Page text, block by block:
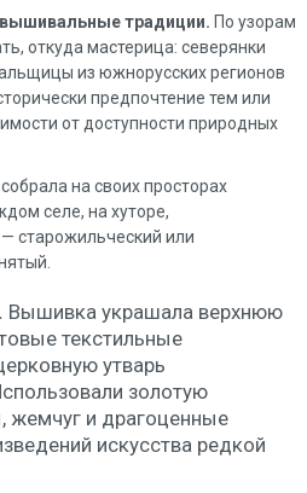
традиции. По узорам
откуда мастерица: северянки
из южнорусских регионов
предпочтение тем или
от доступности природных
на своих просторах
селе, на хуторе,
старожильческий или
Вышивка украшала верхнюю
текстильные
утварь
золотую
жемчуг и драгоценные
искусства редкой